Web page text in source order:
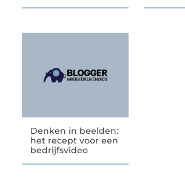
Denken in beelden:
het recept voor een
bedrijfsvideo